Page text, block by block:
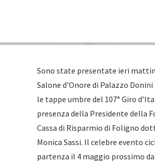
Sono state presentate ieri
Salone d’Onore di Palazzo Donini
le tappe umbre del 107° Giro
presenza della Presidente della
Cassa di Risparmio di Foligno
Monica Sassi. Il celebre evento
partenza il 4 maggio prossimo da